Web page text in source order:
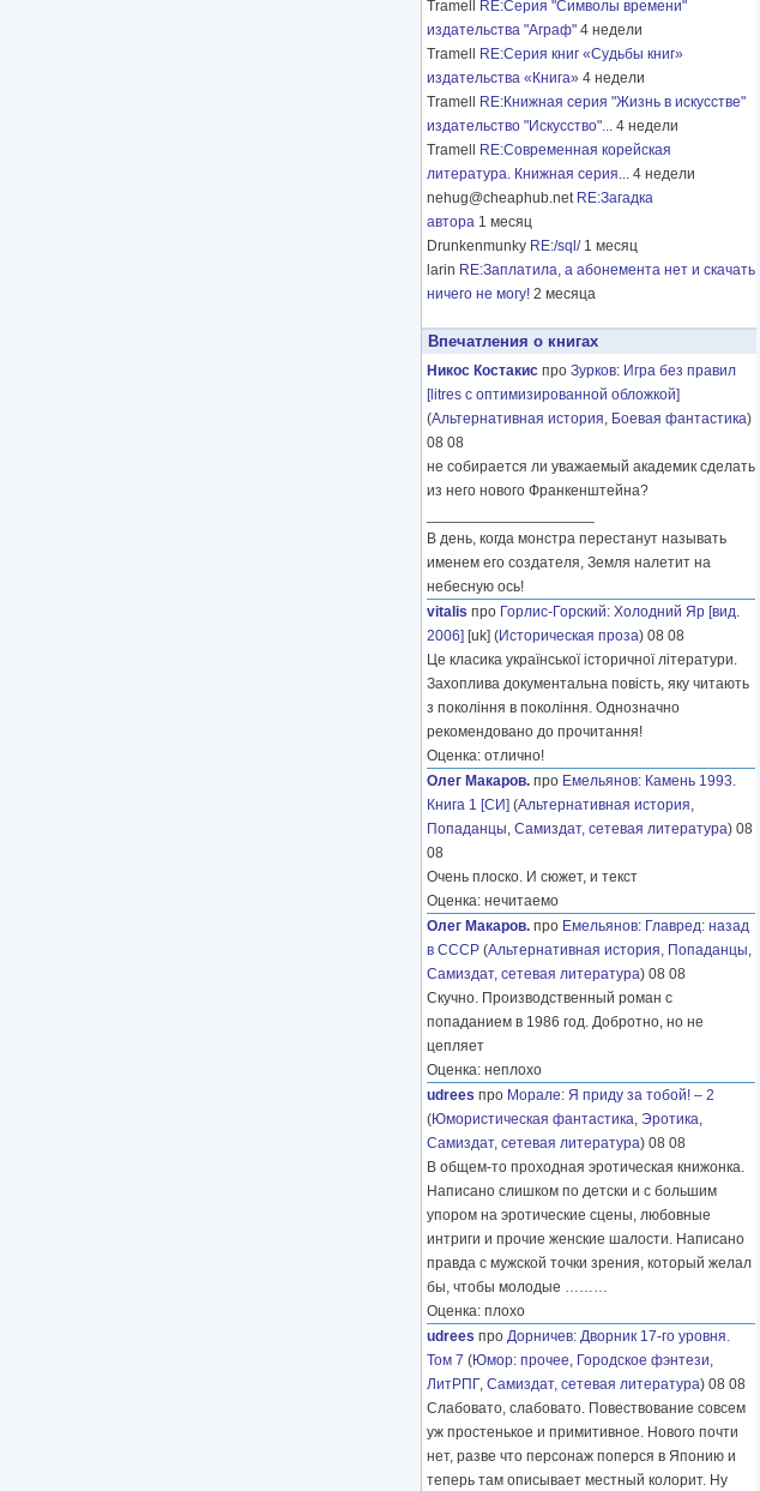
Tramell
RE:Серия "Символы времени"
издательства "Аграф" 4 недели
Tramell
RE:Серия книг «Судьбы книг»
издательства «Книга» 4 недели
Tramell
RE:Книжная серия "Жизнь в искусстве"
издательство "Искусство"... 4 недели
Tramell
RE:Современная корейская
литература. Книжная серия... 4 недели
nehug@cheaphub.net RE:Загадка
автора 1 месяц
Drunkenmunky RE:/sql/ 1 месяц
larin RE:Заплатила, а абонемента нет и скачать
ничего не могу! 2 месяца
Впечатления о книгах
Никос Костакис про Зурков: Игра без правил
[litres с оптимизированной обложкой]
(Альтернативная история, Боевая фантастика)
08 08
не собирается ли уважаемый академик сделать
из него нового Франкенштейна?
В день, когда монстра перестанут называть
именем его создателя, Земля налетит на
небесную ось!
vitalis про Горлис-Горский: Холодний Яр [вид.
2006] [uk] (Историческая проза) 08 08
Це класика української історичної літератури.
Захоплива документальна повість, яку читають
з покоління в покоління. Однозначно
рекомендовано до прочитання!
Оценка: отлично!
Олег Макаров. про Емельянов: Камень 1993.
Книга 1 [СИ] (Альтернативная история,
Попаданцы, Самиздат, сетевая литература) 08
08
Очень плоско. И сюжет, и текст
Оценка: нечитаемо
Олег Макаров. про Емельянов: Главред: назад
в СССР (Альтернативная история, Попаданцы,
Самиздат, сетевая литература) 08 08
Скучно. Производственный роман с
попаданием в 1986 год. Добротно, но не
цепляет
Оценка: неплохо
udrees про Морале: Я приду за тобой! – 2
(Юмористическая фантастика, Эротика,
Самиздат, сетевая литература) 08 08
В общем-то проходная эротическая книжонка.
Написано слишком по детски и с большим
упором на эротические сцены, любовные
интриги и прочие женские шалости. Написано
правда с мужской точки зрения, который желал
бы, чтобы молодые ………
Оценка: плохо
udrees про Дорничев: Дворник 17-го уровня.
Том 7 (Юмор: прочее, Городское фэнтези,
ЛитРПГ, Самиздат, сетевая литература) 08 08
Слабовато, слабовато. Повествование совсем
уж простенькое и примитивное. Нового почти
нет, разве что персонаж поперся в Японию и
теперь там описывает местный колорит. Ну